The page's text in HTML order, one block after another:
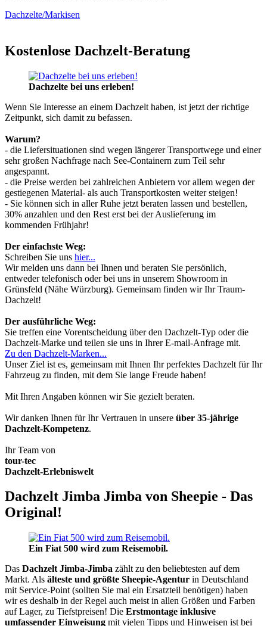
Dachzelte/Markisen
Kostenlose Dachzelt-Beratung
Dachzelte bei uns erleben!
Wenn Sie Interesse an einem Dachzelt haben, ist jetzt der richtige
Zeitpunkt, sich damit zu befassen.
Warum?
- die Liefersituationen sind wegen längerer Transportwege und einer
sehr großen Nachfrage nach See-Containern zum Teil sehr
angespannt.
- die Preise werden bei zahlreichen Anbietern vor allem wegen der
gestiegenen Material- als auch Transportkosten weiter steigen!
- Sie können sich in aller Ruhe jetzt beraten lassen und bestellen,
30% anzahlen und den Rest erst bei der Auslieferung im
kommenden Frühjahr!
Der einfachste Weg:
Schreiben Sie uns hier...
Wir melden uns dann bei Ihnen und beraten Sie persönlich,
entweder telefonisch oder bei uns in unserem Showroom in
Grünsfeld (Nähe Würzburg). Gemeinsam finden wir Ihr Traum-
Dachzelt!
Der ausführliche Weg:
Sie treffen eine Vorentscheidung über den Dachzelt-Typ oder die
Dachzelt-Marke und teilen sie uns in Ihrer E-mail-Anfrage mit.
Zu den Dachzelt-Marken...
Unser Ziel ist es, gemeinsam mit Ihnen Ihr perfektes Dachzelt für Ihr
Fahrzeug zu finden, mit dem Sie lange Freude haben!
Mit Ihren Angaben können wir Sie gezielt beraten.
Wir danken Ihnen für Ihr Vertrauen in unsere über 35-jährige
Dachzelt-Kompetenz.
Ihr Team von
tour-tec
Dachzelt-Erlebniswelt
Dachzelt Jimba Jimba von Sheepie - Das
Original!
Ein Fiat 500 wird zum Reisemobil.
Das Dachzelt Jimba-Jimba zählt zu den beliebtesten auf dem
Markt. Als älteste und größte Sheepie-Agentur in Deutschland
mit Service-Point (sollten Sie mal ein Ersatzteil benötigen) haben
wir es deshalb in der Regel auch meist in allen Größen und Farben
auf Lager, zu Tiefstpreisen! Die Erstmontage inklusive
umfassender Einweisung mit vielen Tipps und Hinweisen ist bei